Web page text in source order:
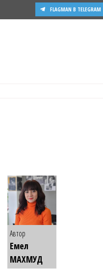
FLAGMAN В TELEGRAM
Автор
Емел
МАХМУД